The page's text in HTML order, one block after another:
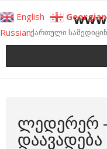
to
contentქართული
ᲚᲔᲓᲔᲠᲔᲠ
ᲓᲐᲐᲕᲐᲓᲔᲑᲐ
English Georgian
Russian